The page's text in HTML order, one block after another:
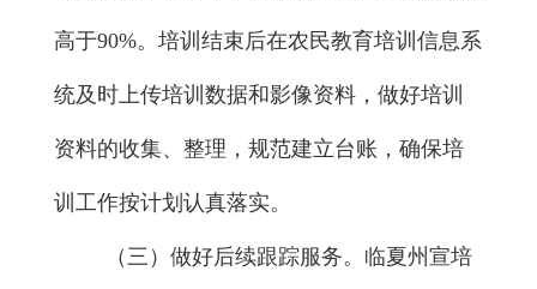
高于90%。 培训结束后在农民教育培训信息系
统及时上传培训数据和影像资料，做好培训
资料的收集、整理 ， 规范建立台账，确保培
训工作按计划认真落实。
（三）做好后续跟踪服务。 临夏州 宣培